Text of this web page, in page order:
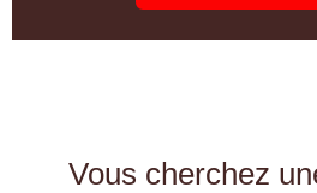
Vous cherchez